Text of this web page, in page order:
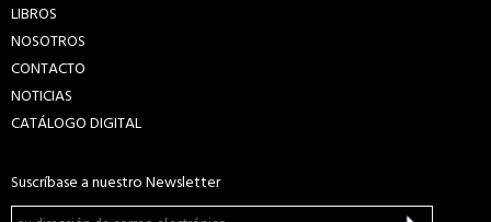
LIBROS
NOSOTROS
CONTACTO
NOTICIAS
CATÁLOGO DIGITAL
Suscríbase a nuestro Newsletter